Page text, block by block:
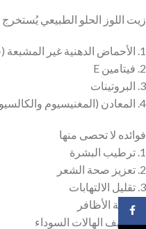
زيت اللوز الحلو الطبيعي يُستخرج
1. الأحماض الدهنية غير المشبعة (حمض الأوليك واللينوليك)
2. فيتامين E
3. البروتينات
4. المعادن (المغنيسيوم والكالسيوم)
فوائده لا تحصى منها
1. ترطيب البشرة
2. تعزيز صحة الشعر
3. تقليل الالتهابات
5. تخفيف الهالات السوداء
Facebook